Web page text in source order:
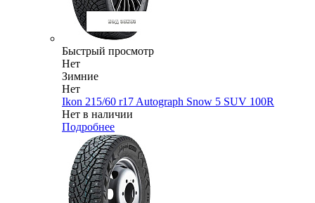
Быстрый просмотр
Нет
Зимние
Нет
Ikon 215/60 r17 Autograph Snow 5 SUV 100R
Нет в наличии
Подробнее